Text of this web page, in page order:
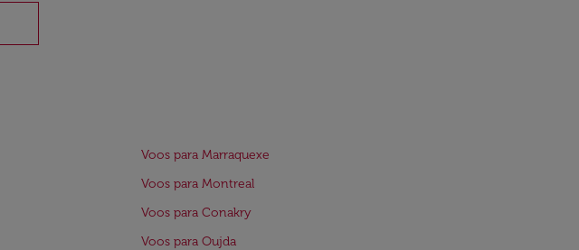
Voos para Marraquexe
Voos para Montreal
Voos para Conakry
Voos para Oujda